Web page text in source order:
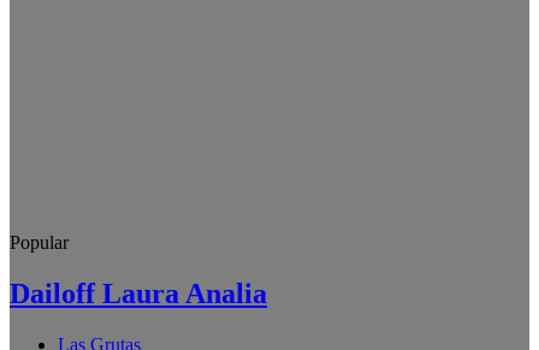
Popular
Dailoff Laura Analia
Las Grutas